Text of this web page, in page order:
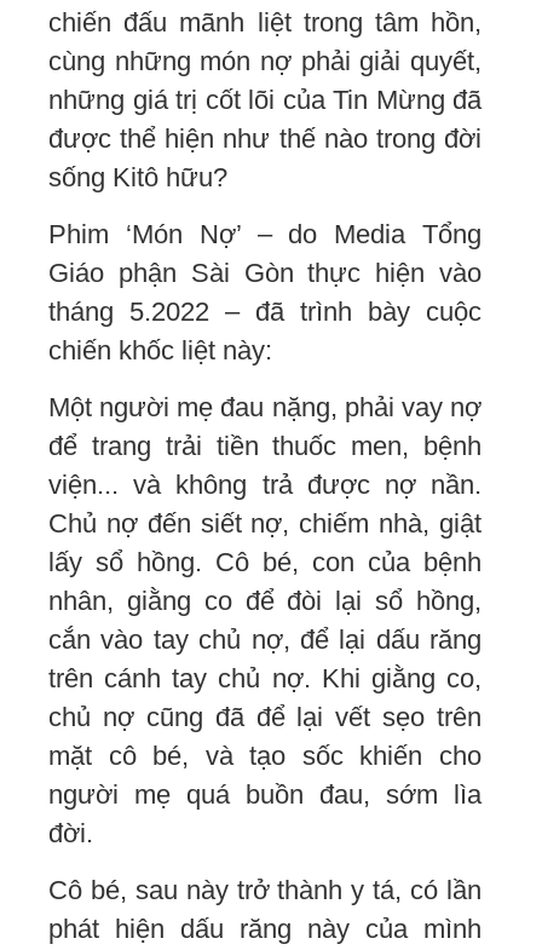
chiến đấu mãnh liệt trong tâm hồn,
cùng những món nợ phải giải quyết,
những giá trị cốt lõi của Tin Mừng đã
được thể hiện như thế nào trong đời
sống Kitô hữu?
Phim ‘Món Nợ’ – do Media Tổng
Giáo phận Sài Gòn thực hiện vào
tháng 5.2022 – đã trình bày cuộc
chiến khốc liệt này:
Một người mẹ đau nặng, phải vay nợ
để trang trải tiền thuốc men, bệnh
viện... và không trả được nợ nần.
Chủ nợ đến siết nợ, chiếm nhà, giật
lấy sổ hồng. Cô bé, con của bệnh
nhân, giằng co để đòi lại sổ hồng,
cắn vào tay chủ nợ, để lại dấu răng
trên cánh tay chủ nợ. Khi giằng co,
chủ nợ cũng đã để lại vết sẹo trên
mặt cô bé, và tạo sốc khiến cho
người mẹ quá buồn đau, sớm lìa
đời.
Cô bé, sau này trở thành y tá, có lần
phát hiện dấu răng này của mình